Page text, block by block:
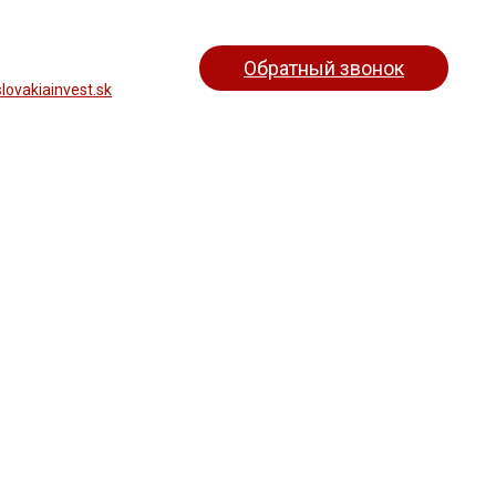
Обратный звонок